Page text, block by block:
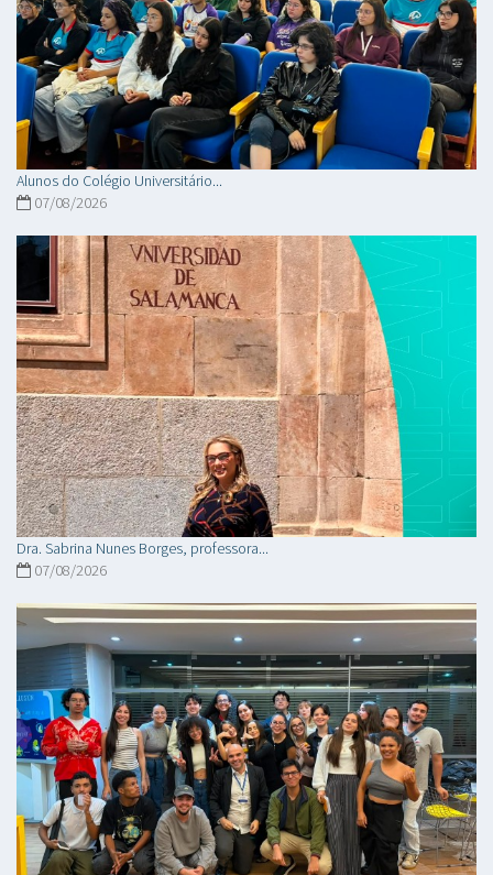
Alunos do Colégio Universitário...
07/08/2026
Dra. Sabrina Nunes Borges, professora...
07/08/2026